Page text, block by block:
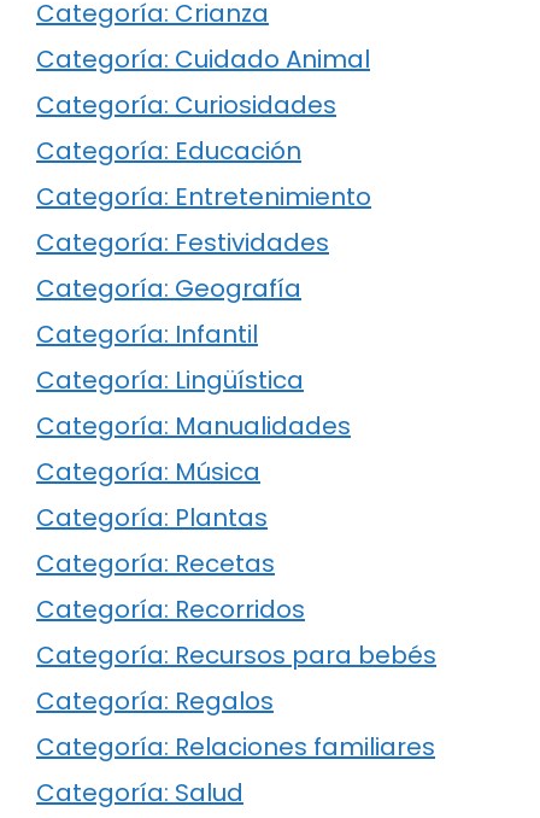
Categoría: Crianza
Categoría: Cuidado Animal
Categoría: Curiosidades
Categoría: Educación
Categoría: Entretenimiento
Categoría: Festividades
Categoría: Geografía
Categoría: Infantil
Categoría: Lingüística
Categoría: Manualidades
Categoría: Música
Categoría: Plantas
Categoría: Recetas
Categoría: Recorridos
Categoría: Recursos para bebés
Categoría: Regalos
Categoría: Relaciones familiares
Categoría: Salud